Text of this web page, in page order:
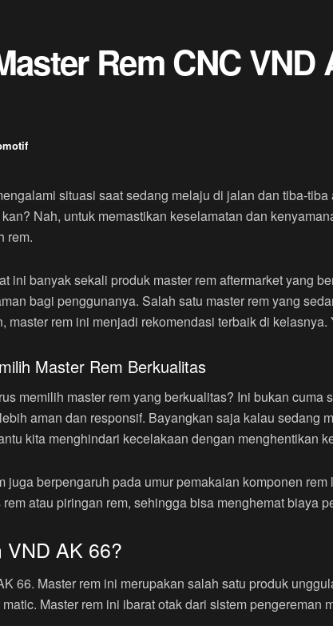
Rem CNC
situasi saat sedang melaju di jalan dan tiba-
Nah, untuk memastikan keselamatan dan
rem.
ini banyak sekali produk master rem aftermarket yang
bagi penggunanya. Salah satu master rem yang
master rem ini menjadi rekomendasi terbaik di
Master Rem Berkualitas
memilih master rem yang berkualitas? Ini bukan
aman dan responsif. Bayangkan saja kalau sedang
kita menghindari kecelakaan dengan menghentikan
juga berpengaruh pada umur pemakaian komponen
atau piringan rem, sehingga bisa menghemat biaya
VND AK 66?
66. Master rem ini merupakan salah satu produk
Master rem ini ibarat otak dari sistem